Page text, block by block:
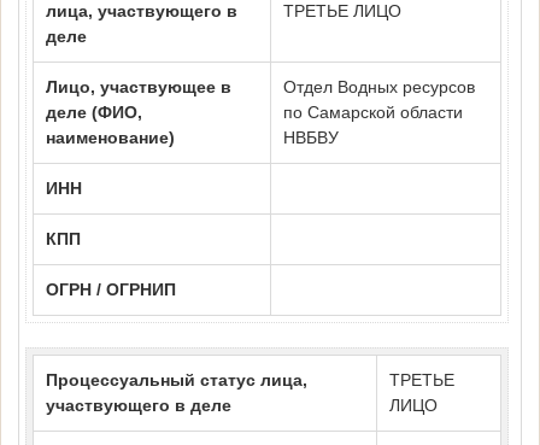
лица, участвующего в
деле
ТРЕТЬЕ ЛИЦО
Лицо, участвующее в
деле (ФИО,
наименование)
Отдел Водных ресурсов
по Самарской области
НВБВУ
ИНН
КПП
ОГРН / ОГРНИП
Процессуальный статус лица,
участвующего в деле
ТРЕТЬЕ
ЛИЦО